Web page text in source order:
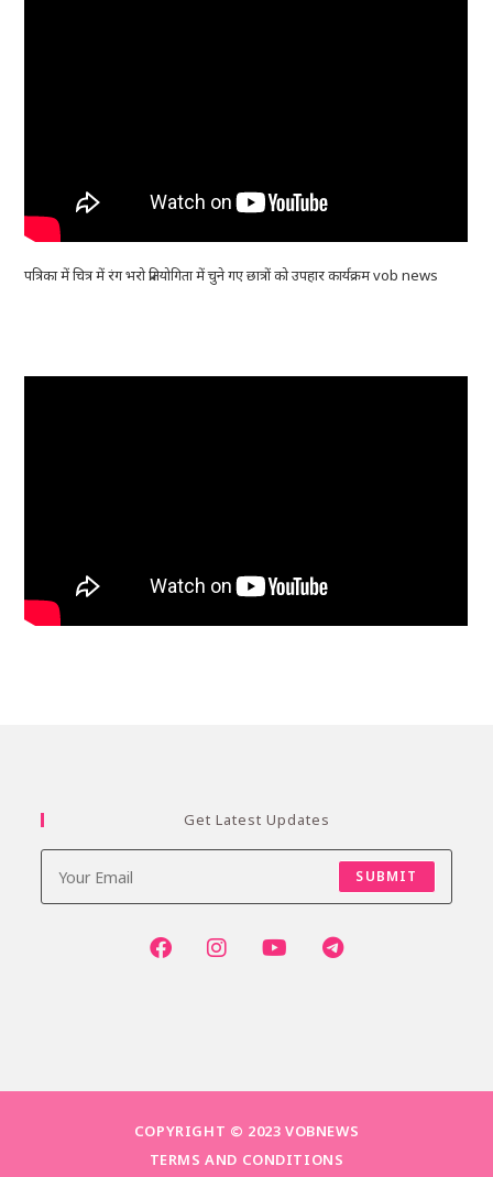
पत्रिका में चित्र में रंग भरो प्रतियोगिता में चुने गए छात्रों को उपहार कार्यक्रम vob news
Get Latest Updates
SUBMIT
COPYRIGHT © 2023 VOBNEWS
TERMS AND CONDITIONS